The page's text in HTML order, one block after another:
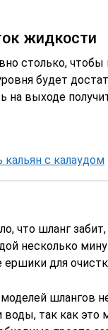
жидкости
столько, чтобы
будет
на выходе
кальян с калаудом
что шланг
несколько
для
шлангов
так как это